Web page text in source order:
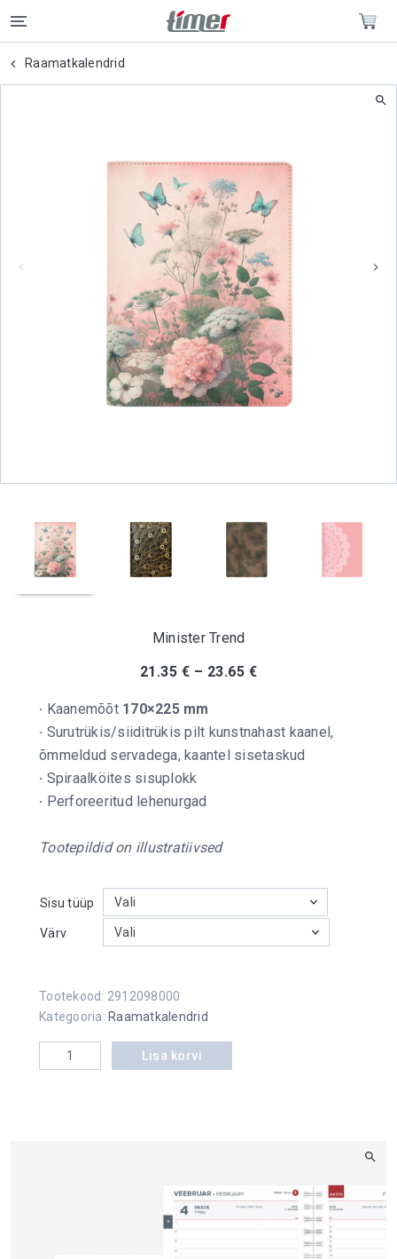
Raamatkalendrid
Minister Trend
21.35 € – 23.65 €
· Kaanemõõt 170×225 mm
· Surutrükis/siiditrükis pilt kunstnahast kaanel,
õmmeldud servadega, kaantel sisetaskud
· Spiraalköites sisuplokk
· Perforeeritud lehenurgad
Tootepildid on illustratiivsed
Sisu tüüp Vali
Värv Vali
Tootekood: 2912098000
Kategooria: Raamatkalendrid
Minister Trend kogusLisa korvi